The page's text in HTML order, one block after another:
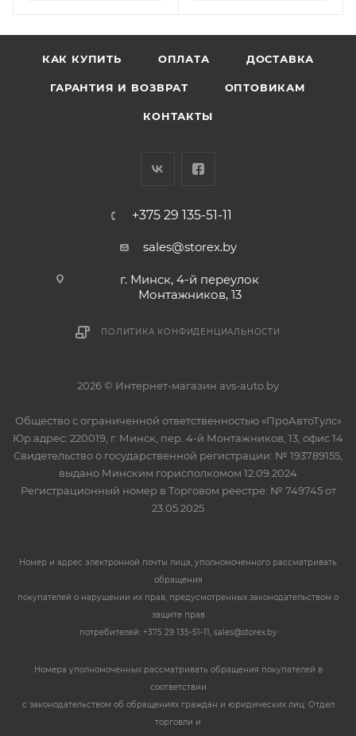
КАК КУПИТЬ ОПЛАТА ДОСТАВКА
ГАРАНТИЯ И ВОЗВРАТ ОПТОВИКАМ
КОНТАКТЫ
+375 29 135-51-11
sales@storex.by
г. Минск, 4-й переулок
Монтажников, 13
ПОЛИТИКА КОНФИДЕНЦИАЛЬНОСТИ
2026 © Интернет-магазин avs-auto.by
Общество с ограниченной ответственностью «ПроАвтоТулс»
Юр.адрес: 220019, г. Минск, пер. 4-й Монтажников, 13, офис 14
Свидетельство о государственной регистрации: № 193789155,
выдано Минским горисполкомом 12.09.2024
Регистрационный номер в Торговом реестре: № 749745 от
23.05.2025
Номер и адрес электронной почты лица, уполномоченного рассматривать
обращения
покупателей о нарушении их прав, предусмотренных законодательством о
защите прав
потребителей: +375 29 135-51-11, sales@storex.by
Номера уполномоченных рассматривать обращения покупателей в
соответствии
с законодательством об обращениях граждан и юридических лиц: Отдел
торговли и